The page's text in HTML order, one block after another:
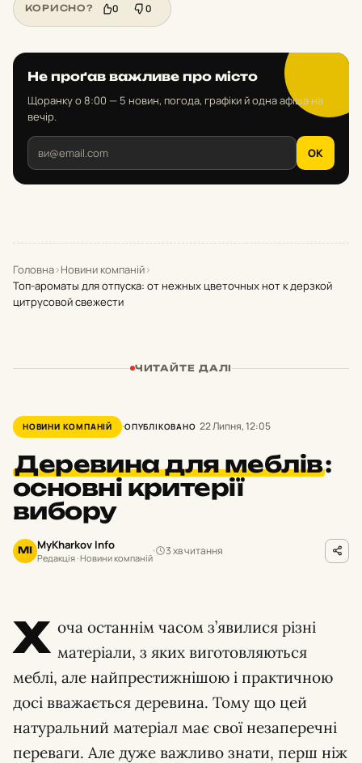
КОРИСНО? 0 0
Не проґав важливе про місто
Щоранку о 8:00 — 5 новин, погода, графіки й одна афіша на
вечір.
OK
Головна›Новини компаній›
Топ-ароматы для отпуска: от нежных цветочных нот к дерзкой
цитрусовой свежести
ЧИТАЙТЕ ДАЛІ
НОВИНИ КОМПАНІЙ ОПУБЛІКОВАНО 22 Липня, 12:05
Деревина для меблів:
основні критерії
вибору
MI MyKharkov Info
Редакція · Новини компаній
3 хв читання
Х оча останнім часом з’явилися різні
матеріали, з яких виготовляються
меблі, але найпрестижнішою і практичною
досі вважається деревина. Тому що цей
натуральний матеріал має свої незаперечні
переваги. Але дуже важливо знати, перш ніж